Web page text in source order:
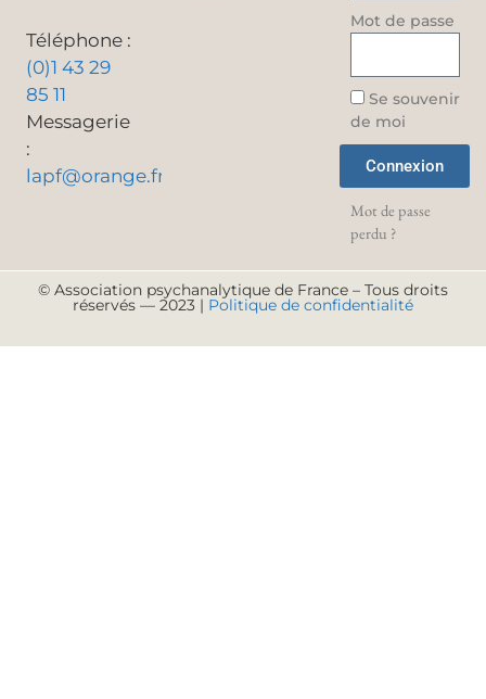
Téléphone :
(0)1 43 29
85 11
Messagerie
:
lapf@orange.fr
Mot de passe
Se souvenir
de moi
Connexion
Mot de passe
perdu ?
© Association psychanalytique de France – Tous droits
réservés — 2023 | Politique de confidentialité